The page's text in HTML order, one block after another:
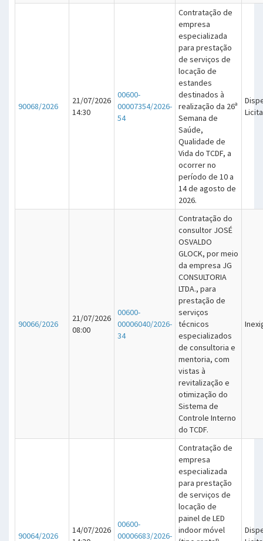
90068/2026
21/07/2026
14:30
00600-
00007354/2026-
54
Contratação de
empresa
especializada
para prestação
de serviços de
locação de
estandes
destinados à
realização da 26ª
Semana de
Saúde,
Qualidade de
Vida do TCDF, a
ocorrer no
período de 10 a
14 de agosto de
2026.
90066/2026
21/07/2026
08:00
00600-
00006040/2026-
34
Contratação do
consultor JOSÉ
OSVALDO
GLOCK, por meio
da empresa JG
CONSULTORIA
LTDA., para
prestação de
serviços
técnicos
especializados
de consultoria e
mentoria, com
vistas à
revitalização e
otimização do
Sistema de
Controle Interno
do TCDF.
90064/2026
14/07/2026
00600-
00006683/2026-
Contratação de
empresa
especializada
para prestação
de serviços de
locação de
painel de LED
indoor móvel